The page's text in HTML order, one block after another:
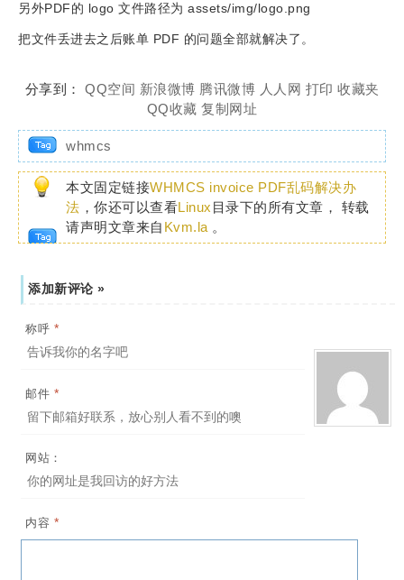
另外PDF的 logo 文件路径为 assets/img/logo.png
把文件丢进去之后账单 PDF 的问题全部就解决了。
分享到： QQ空间 新浪微博 腾讯微博 人人网 打印 收藏夹
QQ收藏 复制网址
whmcs
本文固定链接WHMCS invoice PDF乱码解决办
法 ，你还可以查看Linux 目录下的所有文章， 转载
请声明文章来自 Kvm.la 。
添加新评论 »
称呼 *
邮件 *
网站：
内容 *